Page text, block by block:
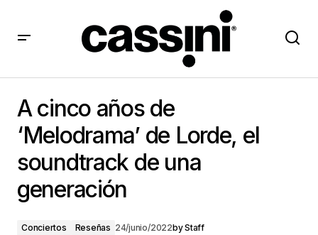
de una generación
A cinco años de
‘Melodrama’ de Lorde, el
soundtrack de una
generación
Conciertos Reseñas 24/junio/2022byStaff